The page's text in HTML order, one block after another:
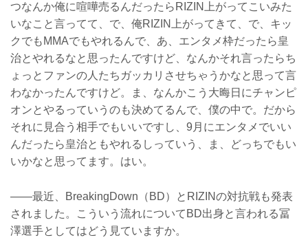
つなんか俺に喧嘩売るんだったらRIZIN上がってこいみた
いなこと言ってて、で、俺RIZIN上がってきて、で、キッ
クでもMMAでもやれるんで、あ、エンタメ枠だったら皇
治とやれるなと思ったんですけど、なんかそれ言ったらち
ょっとファンの人たちガッカリさせちゃうかなと思って言
わなかったんですけど。ま、なんかこう大晦日にチャンピ
オンとやるっていうのも決めてるんで、僕の中で。だから
それに見合う相手でもいいですし、9月にエンタメでいい
んだったら皇治ともやれるしっていう、ま、どっちでもい
いかなと思ってます。はい。
——最近、BreakingDown（BD）とRIZINの対抗戦も発表
されました。こういう流れについてBD出身と言われる冨
澤選手としてはどう見ていますか。